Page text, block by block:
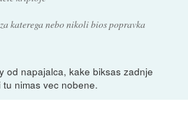
katerega nebo nikoli bios popravka
od napajalca, kake biksas zadnje
nimas vec nobene.